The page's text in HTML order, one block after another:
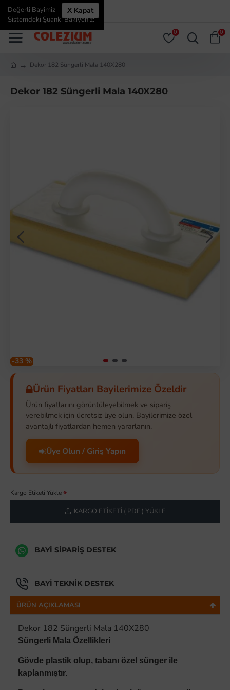
ÜYE GIRIŞI ÜYE OL
0 0
X Kapat
Değerli Bayimiz
Sistemdeki Şuanki Bakiyeniz: -
Dekor 182 Süngerli Mala 140X280
Dekor 182 Süngerli Mala 140X280
-33 %
Ürün Fiyatları Bayilerimize Özeldir
Ürün fiyatlarını görüntüleyebilmek ve sipariş
verebilmek için ücretsiz üye olun. Bayilerimize özel
avantajlı fiyatlardan hemen yararlanın.
Üye Olun / Giriş Yapın
Kargo Etiketi Yükle
KARGO ETIKETI ( PDF ) YÜKLE
BAYI SIPARIŞ DESTEK
BAYI TEKNIK DESTEK
ÜRÜN AÇIKLAMASI
Dekor 182 Süngerli Mala 140X280
Süngerli Mala Özellikleri
Gövde plastik olup, tabanı özel sünger ile
kaplanmıştır.